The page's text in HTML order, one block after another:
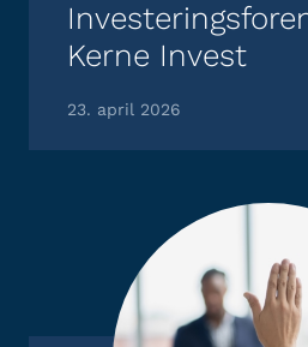
Kerne Invest
23. april 2026